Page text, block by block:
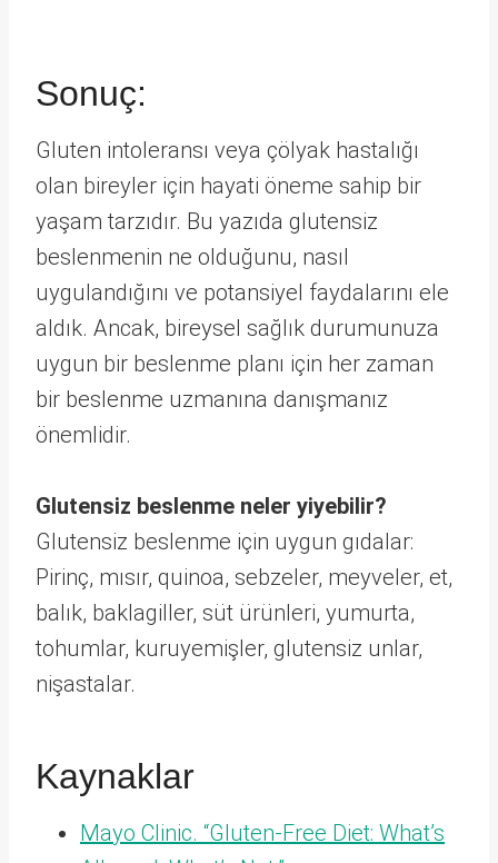
Sonuç:
Gluten intoleransı veya çölyak hastalığı
olan bireyler için hayati öneme sahip bir
yaşam tarzıdır. Bu yazıda glutensiz
beslenmenin ne olduğunu, nasıl
uygulandığını ve potansiyel faydalarını ele
aldık. Ancak, bireysel sağlık durumunuza
uygun bir beslenme planı için her zaman
bir beslenme uzmanına danışmanız
önemlidir.
Glutensiz beslenme neler yiyebilir?
Glutensiz beslenme için uygun gıdalar:
Pirinç, mısır, quinoa, sebzeler, meyveler, et,
balık, baklagiller, süt ürünleri, yumurta,
tohumlar, kuruyemişler, glutensiz unlar,
nişastalar.
Kaynaklar
Mayo Clinic. “Gluten-Free Diet: What’s